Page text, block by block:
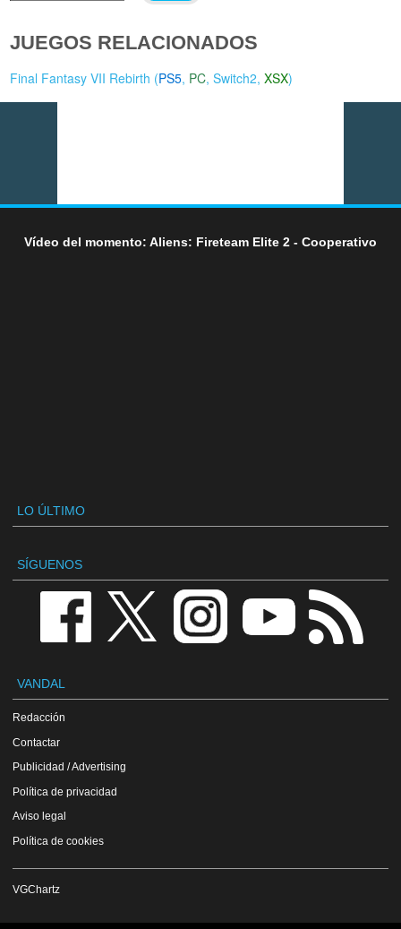
JUEGOS RELACIONADOS
Final Fantasy VII Rebirth (PS5, PC,Switch2,XSX)
Vídeo del momento: Aliens: Fireteam Elite 2 - Cooperativo
LO ÚLTIMO
SÍGUENOS
VANDAL
Redacción
Contactar
Publicidad / Advertising
Política de privacidad
Aviso legal
Política de cookies
VGChartz